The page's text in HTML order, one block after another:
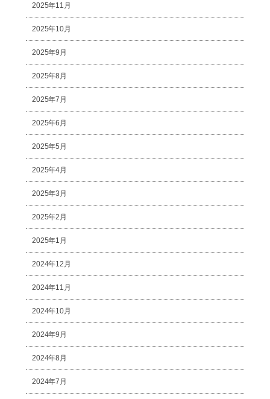
2025年11月
2025年10月
2025年9月
2025年8月
2025年7月
2025年6月
2025年5月
2025年4月
2025年3月
2025年2月
2025年1月
2024年12月
2024年11月
2024年10月
2024年9月
2024年8月
2024年7月